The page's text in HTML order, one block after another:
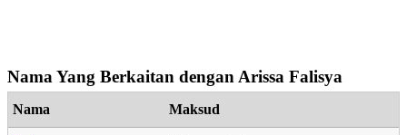
Nama Yang Berkaitan dengan Arissa Falisya
Nama Maksud